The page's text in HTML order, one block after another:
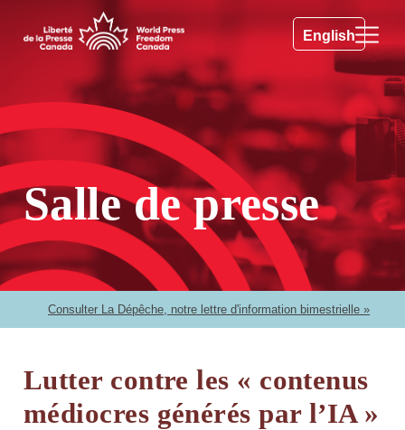
English
Salle de presse
Consulter La Dépêche, notre lettre d'information bimestrielle »
Lutter contre les « contenus
médiocres générés par l’IA »